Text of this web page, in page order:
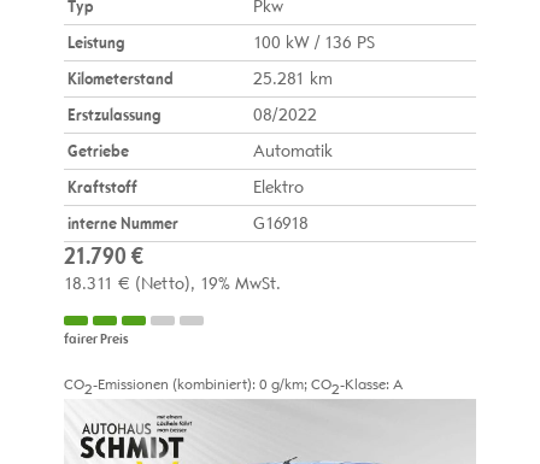
Typ
Pkw
Leistung
100 kW / 136 PS
Kilometerstand
25.281 km
Erstzulassung
08/2022
Getriebe
Automatik
Kraftstoff
Elektro
interne Nummer
G16918
21.790 €
18.311 € (Netto) 19% MwSt.
fairer Preis
CO2-Emissionen (kombiniert): 0 g/km; CO2-Klasse: A